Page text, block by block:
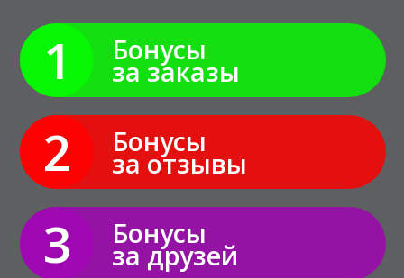
1 Бонусы
за заказы
2 Бонусы
за отзывы
3 Бонусы
за друзей